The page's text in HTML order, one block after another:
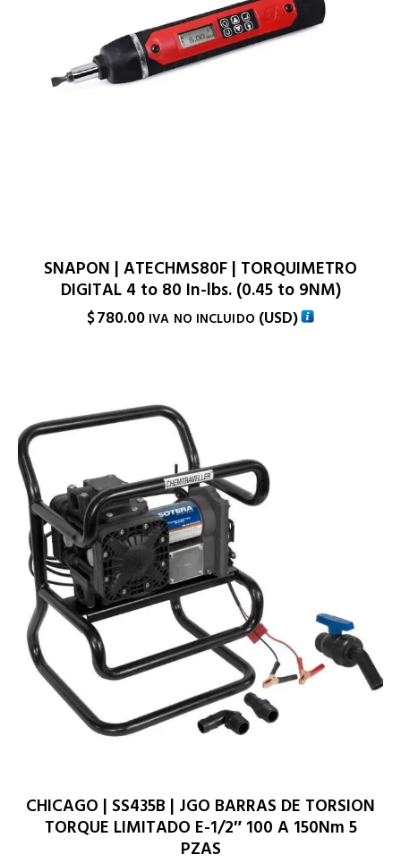
SNAPON | ATECHMS80F | TORQUIMETRO
DIGITAL 4 to 80 In-lbs. (0.45 to 9NM)
$780.00 IVA NO INCLUIDO (USD)
CHICAGO | SS435B | JGO BARRAS DE TORSION
TORQUE LIMITADO E-1/2″ 100 A 150Nm 5
PZAS